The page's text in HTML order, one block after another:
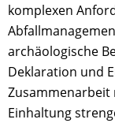
komplexen
archäologische
Deklaration und
Zusammenarbeit
Einhaltung